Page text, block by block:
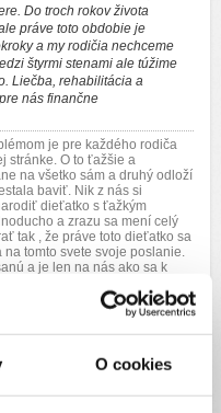
O cookies
Do troch rokov života
práve toto obdobie je
a my rodičia nechceme
štyrmi stenami ale túžime
Liečba, rehabilitácia a
nás finančne
je pre každého rodiča
stránke. O to ťažšie a
na všetko sám a druhý odloží
baviť. Nik z nás si
dieťatko s ťažkým
a zrazu sa mení celý
tak , že práve toto dieťatko sa
tomto svete svoje poslanie.
a je len na nás ako sa k
strachu a bolesti. Ja
očká mojích detí, pre ich
telíčko a stal sa zázrak-
však nutné absolvovať
tomu, že aj vďaka Vám sa